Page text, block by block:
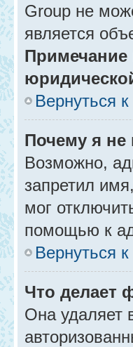
Group не
является
Примечание
Вернуться
Почему я не
Возможно,
запретил
мог
помощью к
Вернуться
Что делает
Она удаляет